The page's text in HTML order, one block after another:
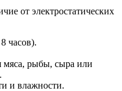
от электростатических
часов).
мяса, рыбы, сыра или
и влажности.